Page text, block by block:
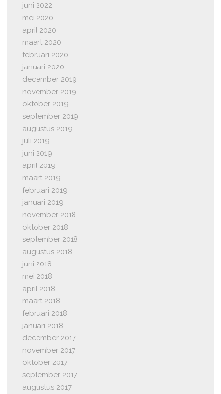
juni 2022
mei 2020
april 2020
maart 2020
februari 2020
januari 2020
december 2019
november 2019
oktober 2019
september 2019
augustus 2019
juli 2019
juni 2019
april 2019
maart 2019
februari 2019
januari 2019
november 2018
oktober 2018
september 2018
augustus 2018
juni 2018
mei 2018
april 2018
maart 2018
februari 2018
januari 2018
december 2017
november 2017
oktober 2017
september 2017
augustus 2017